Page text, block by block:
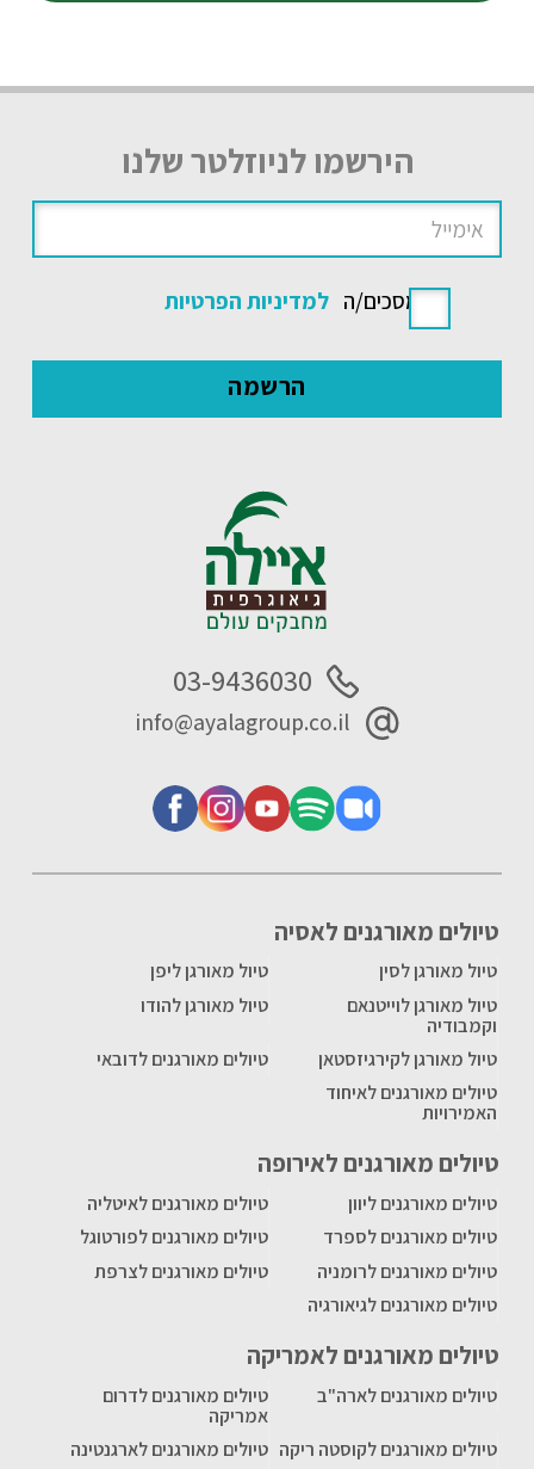
הירשמו לניוזלטר שלנו
אני מסכים/ה למדיניות הפרטיות
טיולים מאורגנים לאסיה
טיול מאורגן לסין
טיול מאורגן ליפן
טיול מאורגן לוייטנאם
וקמבודיה
טיול מאורגן להודו
טיול מאורגן לקירגיזסטאן
טיולים מאורגנים לדובאי
טיולים מאורגנים לאיחוד
האמירויות
טיולים מאורגנים לאירופה
טיולים מאורגנים ליוון
טיולים מאורגנים לאיטליה
טיולים מאורגנים לספרד
טיולים מאורגנים לפורטוגל
טיולים מאורגנים לרומניה
טיולים מאורגנים לצרפת
טיולים מאורגנים לגיאורגיה
טיולים מאורגנים לאמריקה
טיולים מאורגנים לארה"ב
טיולים מאורגנים לדרום
אמריקה
טיולים מאורגנים לקוסטה ריקה טיולים מאורגנים לארגנטינה
03-9436030
info@ayalagroup.co.il